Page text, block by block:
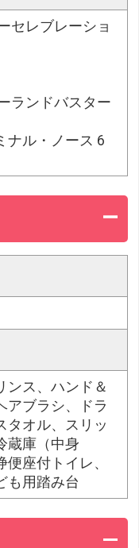
セレブレーショ
ランドバスター
ナル・ノース 6
ンス、ハンド＆
アブラシ、ドラ
タオル、スリッ
蔵庫（中身
座付トイレ、
も用踏み台